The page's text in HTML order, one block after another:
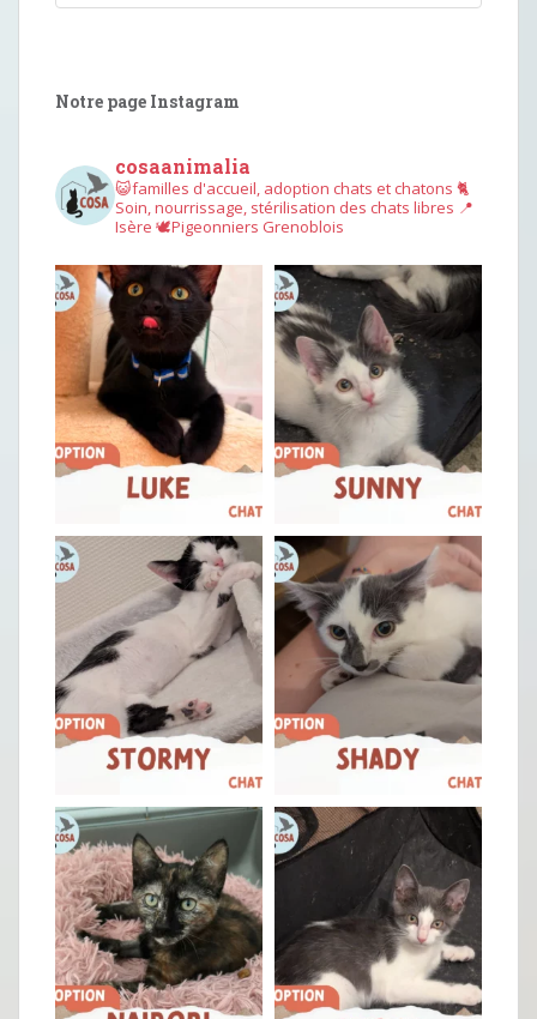
Notre page Instagram
cosaanimalia
😺familles d'accueil, adoption chats et chatons 🐈
Soin, nourrissage, stérilisation des chats libres 📍
Isère 🕊︎Pigeonniers Grenoblois